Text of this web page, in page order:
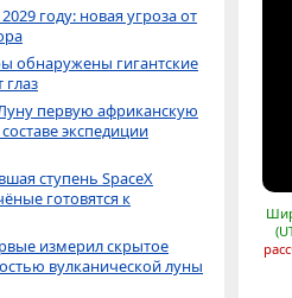
году: новая угроза от
обнаружены гигантские
глаз
первую африканскую
экспедиции
ступень SpaceX
готовятся к
измерил скрытое
вулканической луны